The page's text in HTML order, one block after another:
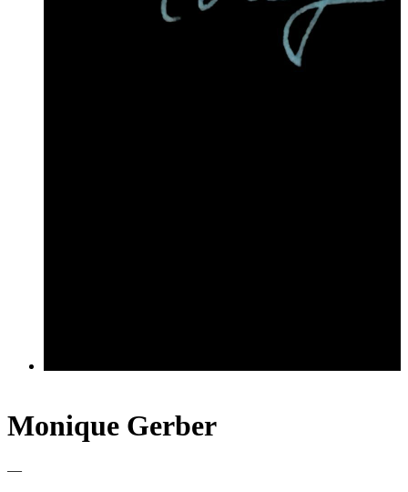
Monique Gerber
—